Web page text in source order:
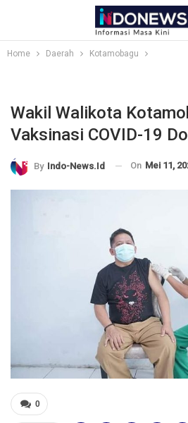
Home Daerah Kotamobagu
Wakil Walikota
Vaksinasi COVID-19
By Indo-News.id On Mei 11,
0